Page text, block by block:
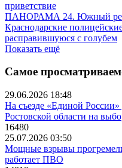
приветствие
ПАНОРАМА 24. Южный
Краснодарские
расправившуюся с голубем
Показать ещё
Самое
29.06.2026 18:48
На съезде «Единой
Ростовской области на
16480
25.07.2026 03:50
Мощные взрывы
работает ПВО